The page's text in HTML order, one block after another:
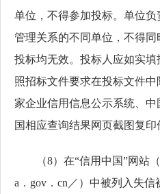
单位，不得参加投标。单位负
管理关系的不同单位，不得
投标均无效。投标人应如实
照招标文件要求在投标文件
家企业信用信息公示系统、
国相应查询结果网页截图复印
（8）在“信用中国”网站
a．gov．cn／）中被列入失